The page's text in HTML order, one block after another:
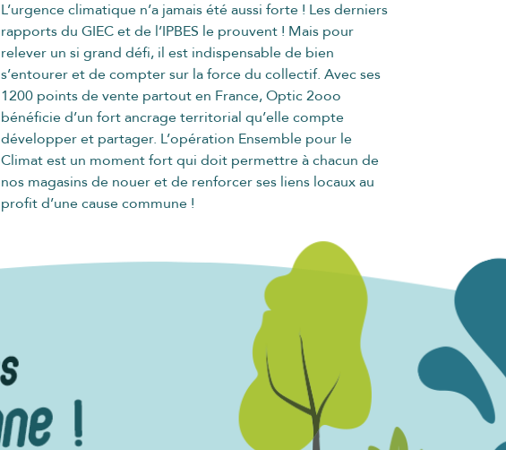
L’urgence climatique n’a jamais été aussi forte ! Les derniers
rapports du GIEC et de l’IPBES le prouvent ! Mais pour
relever un si grand défi, il est indispensable de bien
s’entourer et de compter sur la force du collectif. Avec ses
1200 points de vente partout en France, Optic 2ooo
bénéficie d’un fort ancrage territorial qu’elle compte
développer et partager. L’opération Ensemble pour le
Climat est un moment fort qui doit permettre à chacun de
nos magasins de nouer et de renforcer ses liens locaux au
profit d’une cause commune !